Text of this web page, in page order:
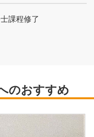
課程修了